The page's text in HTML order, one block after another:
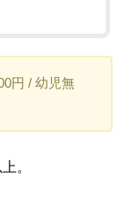
円 / 幼児無
。